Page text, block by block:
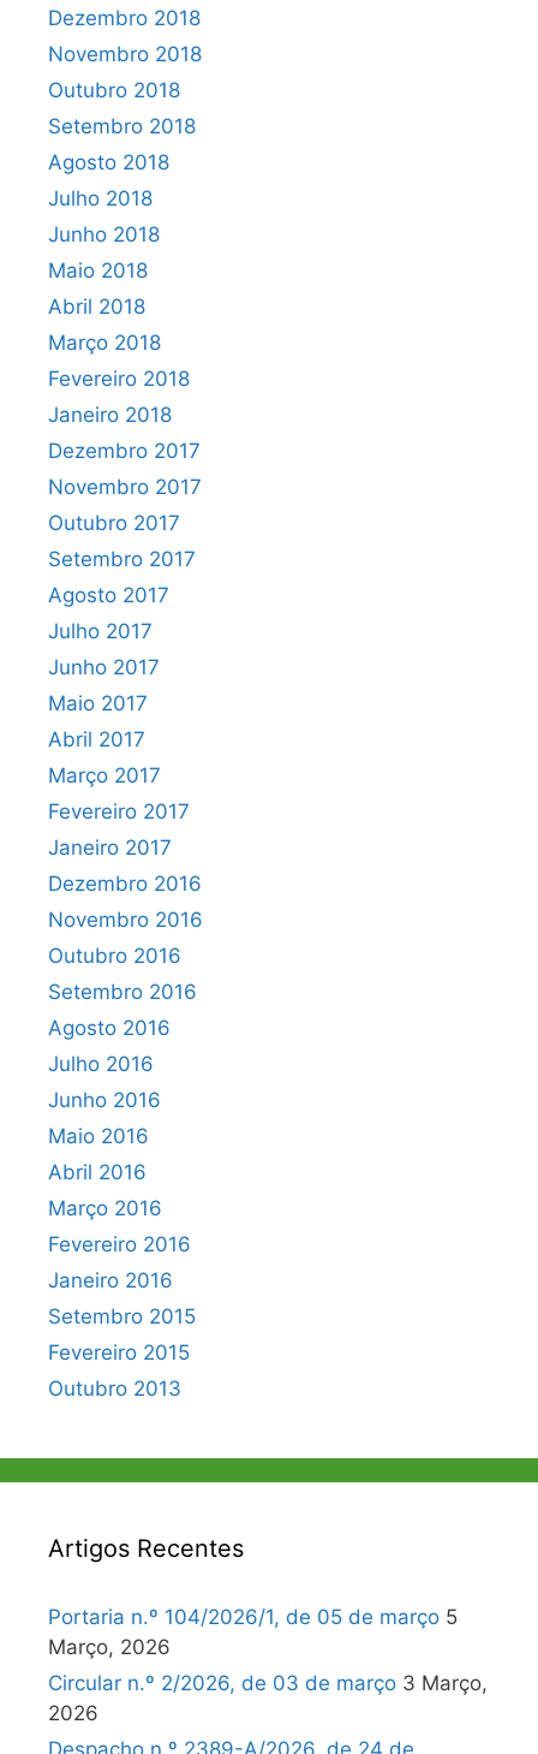
Dezembro 2018
Novembro 2018
Outubro 2018
Setembro 2018
Agosto 2018
Julho 2018
Junho 2018
Maio 2018
Abril 2018
Março 2018
Fevereiro 2018
Janeiro 2018
Dezembro 2017
Novembro 2017
Outubro 2017
Setembro 2017
Agosto 2017
Julho 2017
Junho 2017
Maio 2017
Abril 2017
Março 2017
Fevereiro 2017
Janeiro 2017
Dezembro 2016
Novembro 2016
Outubro 2016
Setembro 2016
Agosto 2016
Julho 2016
Junho 2016
Maio 2016
Abril 2016
Março 2016
Fevereiro 2016
Janeiro 2016
Setembro 2015
Fevereiro 2015
Outubro 2013
Artigos Recentes
Portaria n.º 104/2026/1, de 05 de março 5
Março, 2026
Circular n.º 2/2026, de 03 de março 3 Março,
2026
Despacho n.º 2389-A/2026, de 24 de